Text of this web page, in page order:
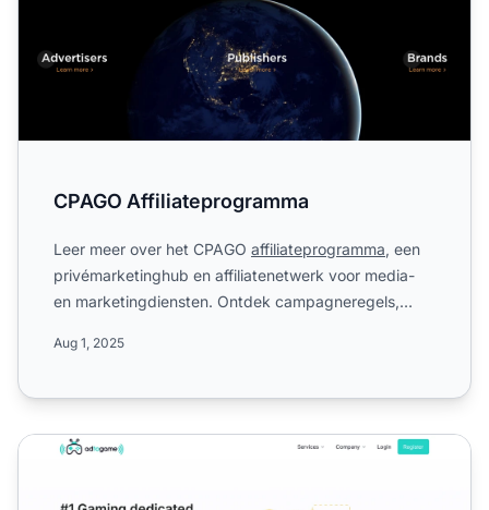
CPAGO Affiliateprogramma
Leer meer over het CPAGO affiliateprogramma, een
privémarketinghub en affiliatenetwerk voor media-
en marketingdiensten. Ontdek campagneregels,
Aug 1, 2025
Adtogame Affiliate Programma